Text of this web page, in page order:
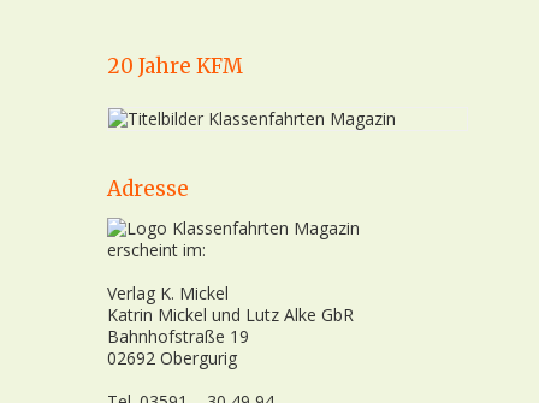
20 Jahre KFM
Adresse
erscheint im:
Verlag K. Mickel
Katrin Mickel und Lutz Alke GbR
Bahnhofstraße 19
02692 Obergurig